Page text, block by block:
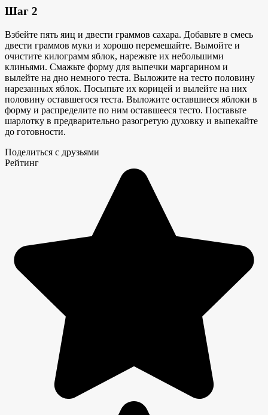
Шаг 2
Взбейте пять яиц и двести граммов сахара. Добавьте в смесь
двести граммов муки и хорошо перемешайте. Вымойте и
очистите килограмм яблок, нарежьте их небольшими
клиньями. Смажьте форму для выпечки маргарином и
вылейте на дно немного теста. Выложите на тесто половину
нарезанных яблок. Посыпьте их корицей и вылейте на них
половину оставшегося теста. Выложите оставшиеся яблоки в
форму и распределите по ним оставшееся тесто. Поставьте
шарлотку в предварительно разогретую духовку и выпекайте
до готовности.
Поделиться с друзьями
Рейтинг